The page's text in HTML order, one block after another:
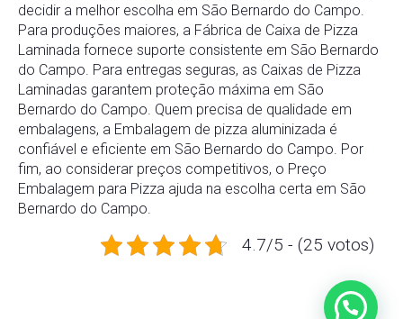
decidir a melhor escolha em São Bernardo do Campo.
Para produções maiores, a Fábrica de Caixa de Pizza
Laminada fornece suporte consistente em São Bernardo
do Campo. Para entregas seguras, as Caixas de Pizza
Laminadas garantem proteção máxima em São
Bernardo do Campo. Quem precisa de qualidade em
embalagens, a Embalagem de pizza aluminizada é
confiável e eficiente em São Bernardo do Campo. Por
fim, ao considerar preços competitivos, o Preço
Embalagem para Pizza ajuda na escolha certa em São
Bernardo do Campo.
4.7/5 - (25 votos)